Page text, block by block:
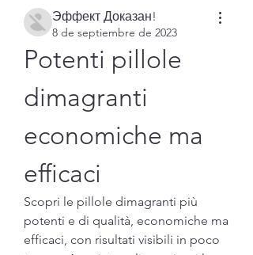
Эффект Доказан!
8 de septiembre de 2023
Potenti pillole
dimagranti
economiche ma
efficaci
Scopri le pillole dimagranti più
potenti e di qualità, economiche ma
efficaci, con risultati visibili in poco